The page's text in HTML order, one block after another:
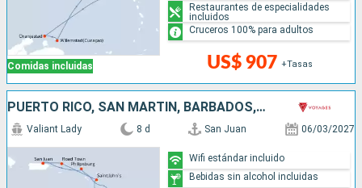
Comidas incluidas US$ 907 +Tasas
Restaurantes de especialidades
incluidos
Cruceros 100% para adultos
PUERTO RICO, SAN MARTÍN, BARBADOS, SANTA LUCIA, ANTIGUA Y BARBUDA
Valiant Lady 8 d San Juan 06/03/2027
Wifi estándar incluido
Bebidas sin alcohol incluidas